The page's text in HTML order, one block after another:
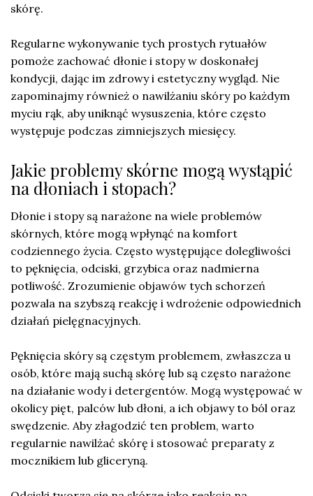
skórę.
Regularne wykonywanie tych prostych rytuałów
pomoże zachować dłonie i stopy w doskonałej
kondycji, dając im zdrowy i estetyczny wygląd. Nie
zapominajmy również o nawilżaniu skóry po każdym
myciu rąk, aby uniknąć wysuszenia, które często
występuje podczas zimniejszych miesięcy.
Jakie problemy skórne mogą wystąpić
na dłoniach i stopach?
Dłonie i stopy są narażone na wiele problemów
skórnych, które mogą wpłynąć na komfort
codziennego życia. Często występujące dolegliwości
to pęknięcia, odciski, grzybica oraz nadmierna
potliwość. Zrozumienie objawów tych schorzeń
pozwala na szybszą reakcję i wdrożenie odpowiednich
działań pielęgnacyjnych.
Pęknięcia skóry są częstym problemem, zwłaszcza u
osób, które mają suchą skórę lub są często narażone
na działanie wody i detergentów. Mogą występować w
okolicy pięt, palców lub dłoni, a ich objawy to ból oraz
swędzenie. Aby złagodzić ten problem, warto
regularnie nawilżać skórę i stosować preparaty z
mocznikiem lub gliceryną.